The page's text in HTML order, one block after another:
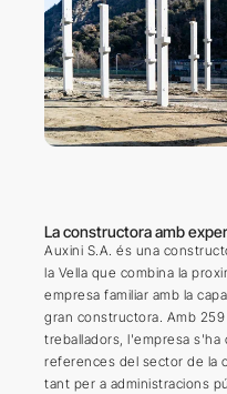
La constructora amb
Auxini S.A. és una
la Vella que combina la
empresa familiar amb la
gran constructora. Amb
treballadors, l'empresa s'ha
references del sector de la
tant per a administracions